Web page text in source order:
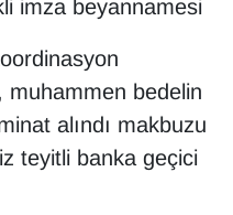
imza beyannamesi
muhammen bedelin
alındı makbuzu
teyitli banka geçici